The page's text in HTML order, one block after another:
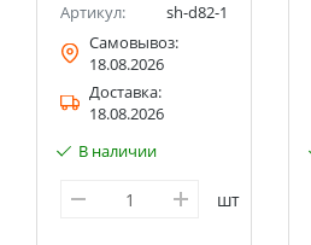
Артикул:
sh-d82-1
Самовывоз:
18.08.2026
Доставка:
18.08.2026
В наличии
шт